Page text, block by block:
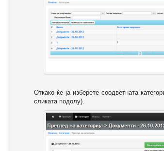
Откако ќе ја изберете соодветната
сликата подолу).